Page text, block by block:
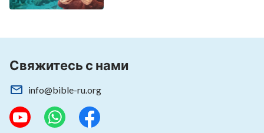
Свяжитесь с нами
info@bible-ru.org